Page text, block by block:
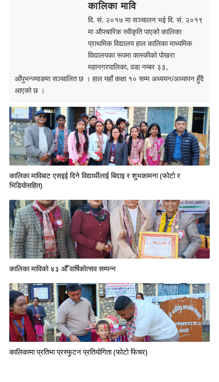
कालिका मावि
वि. सं. २०१७ मा सञ्चालन भई वि. सं. २०१९
मा औपचारिक स्वीकृति पाएको कालिका
प्राथमिक विद्यालय हाल कालिका माध्यमिक
विद्यालयका रूपमा कास्कीको पोखरा
महानगरपालिका, वडा नम्बर ३३,
आँपुभन्ज्याङमा सञ्चालित छ । हाल यहाँ कक्षा १० सम्म अध्ययन/अध्यापन हुँदै
आएको छ ।
कालिका माविबाट एसइई दिने विद्यार्थीलाई बिदाइ र शुभकामना (फोटो र
भिडियोसहित)
कालिका माविको ४३ औँ वार्षिकोत्सव सम्पन्न
कालिकामा प्रतिभा प्रस्फुटन प्रतियोगिता (फोटो फिचर)